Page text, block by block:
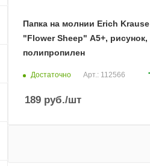
Папка на молнии Erich Krause
"Flower Sheep" А5+, рисунок,
полипропилен
Достаточно Арт.: 112566
189 руб./шт